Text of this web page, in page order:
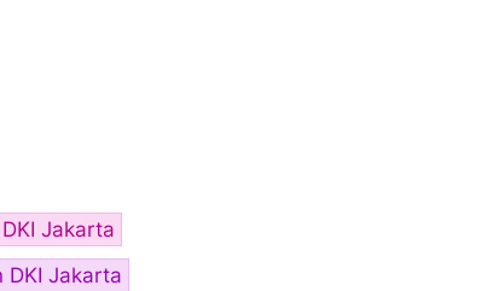
Jakarta
DKI Jakarta